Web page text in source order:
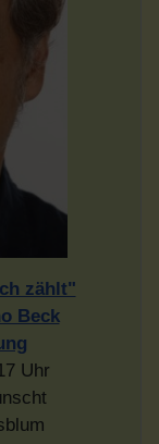
zählt"
Beck
Uhr